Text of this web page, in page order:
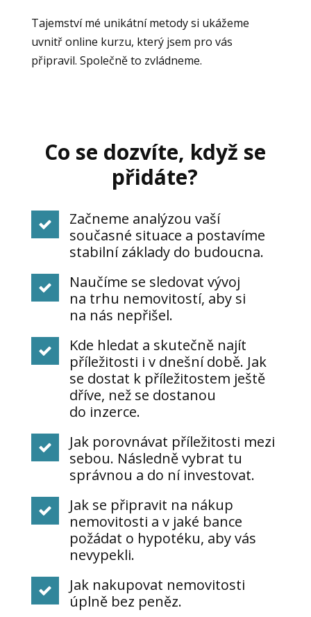
Tajemství mé unikátní metody si ukážeme
uvnitř online kurzu, který jsem pro vás
připravil. Společně to zvládneme.
Co se dozvíte, když se
přidáte?
Začneme analýzou vaší
současné situace a postavíme
stabilní základy do budoucna.
Naučíme se sledovat vývoj
na trhu nemovitostí, aby si
na nás nepřišel.
Kde hledat a skutečně najít
příležitosti i v dnešní době. Jak
se dostat k příležitostem ještě
dříve, než se dostanou
do inzerce.
Jak porovnávat příležitosti mezi
sebou. Následně vybrat tu
správnou a do ní investovat.
Jak se připravit na nákup
nemovitosti a v jaké bance
požádat o hypotéku, aby vás
nevypekli.
Jak nakupovat nemovitosti
úplně bez peněz.